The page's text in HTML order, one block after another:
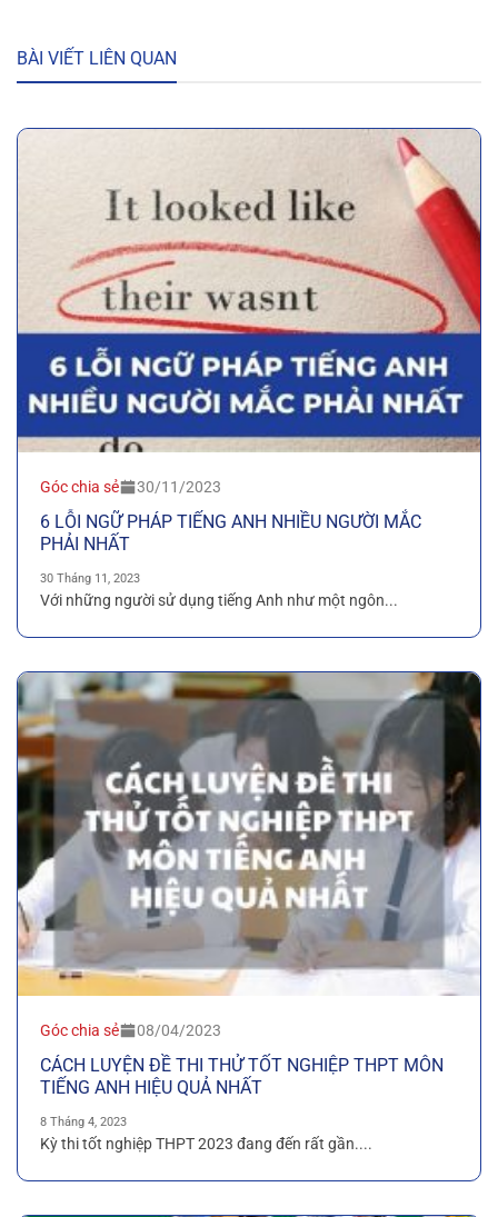
BÀI VIẾT LIÊN QUAN
Góc chia sẻ 30/11/2023
6 LỖI NGỮ PHÁP TIẾNG ANH NHIỀU NGƯỜI MẮC
PHẢI NHẤT
30 Tháng 11, 2023
Với những người sử dụng tiếng Anh như một ngôn...
Góc chia sẻ 08/04/2023
CÁCH LUYỆN ĐỀ THI THỬ TỐT NGHIỆP THPT MÔN
TIẾNG ANH HIỆU QUẢ NHẤT
8 Tháng 4, 2023
Kỳ thi tốt nghiệp THPT 2023 đang đến rất gần....